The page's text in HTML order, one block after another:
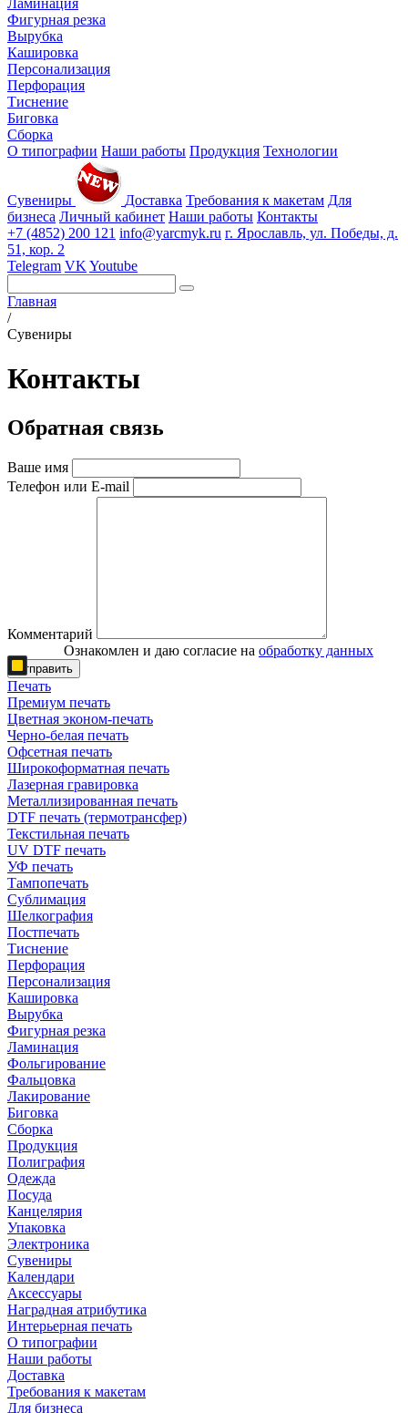
Ламинация
Фигурная резка
Вырубка
Кашировка
Персонализация
Перфорация
Тиснение
Биговка
Сборка
О типографии Наши работы Продукция Технологии
Сувениры Доставка Требования к макетам Для
бизнеса Личный кабинет Наши работы Контакты
+7 (4852) 200 121 info@yarcmyk.ru г. Ярославль, ул. Победы, д.
51, кор. 2
Telegram VK Youtube
Главная
/
Сувениры
Контакты
Обратная связь
Ваше имя
Телефон или E-mail
Комментарий
Ознакомлен и даю согласие на обработку данных
Отправить
Печать
Премиум печать
Цветная эконом-печать
Черно-белая печать
Офсетная печать
Широкоформатная печать
Лазерная гравировка
Металлизированная печать
DTF печать (термотрансфер)
Текстильная печать
UV DTF печать
УФ печать
Тампопечать
Сублимация
Шелкография
Постпечать
Тиснение
Перфорация
Персонализация
Кашировка
Вырубка
Фигурная резка
Ламинация
Фольгирование
Фальцовка
Лакирование
Биговка
Сборка
Продукция
Полиграфия
Одежда
Посуда
Канцелярия
Упаковка
Электроника
Сувениры
Календари
Аксессуары
Наградная атрибутика
Интерьерная печать
О типографии
Наши работы
Доставка
Требования к макетам
Для бизнеса